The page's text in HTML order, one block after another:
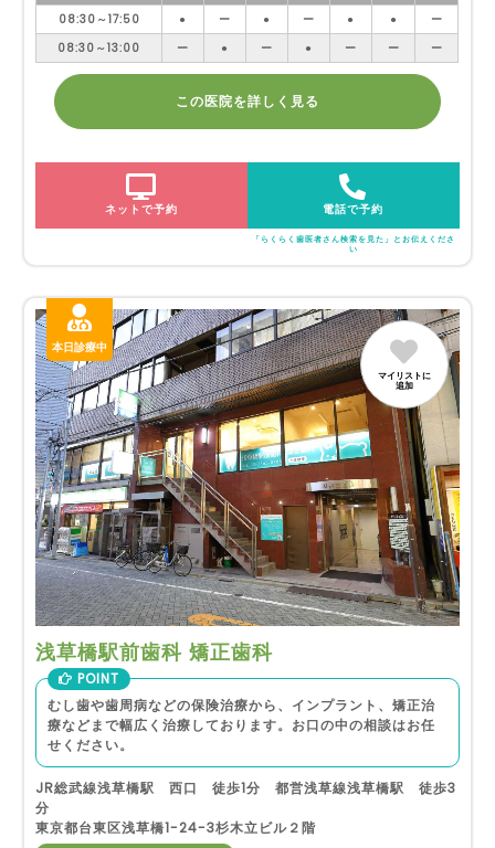
08:30～17:50
● ー ● ー ● ●
ー
08:30～13:00
ー ● ー ● ー ー ー
この医院を詳しく見る
ネットで予約 電話で予約
「らくらく歯医者さん検索を見た」とお伝えくださ
い
本日診療中
浅草橋駅前歯科 矯正歯科
マイリストに
追加
POINT
むし歯や歯周病などの保険治療から、インプラント、矯正治
療などまで幅広く治療しております。お口の中の相談はお任
せください。
JR総武線浅草橋駅 西口 徒歩1分 都営浅草線浅草橋駅 徒歩3
分
東京都台東区浅草橋1-24-3杉木立ビル２階